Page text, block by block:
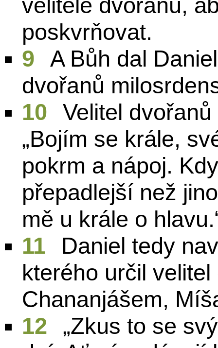
velitele dvořanů,
poskvrňovat.
9
A Bůh dal
dvořanů
10
Velitel
„Bojím se krále,
pokrm a nápoj.
přepadlejší než
mě u krále o
11
Daniel tedy
kterého určil
Chananjášem,
12
„Zkus to se